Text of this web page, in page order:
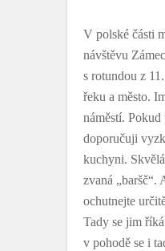
V polské části
návštěvu
s rotundou z
řeku a město.
náměstí. Pokud
doporučuji
kuchyni.
zvaná „baršč“.
ochutnejte
Tady se jim
v pohodě se i